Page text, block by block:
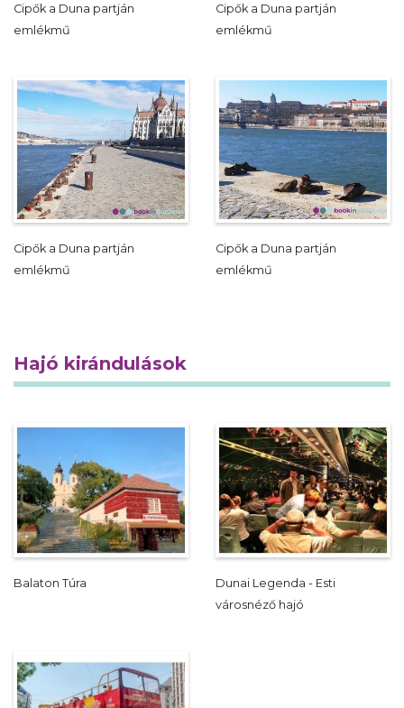
Cipők a Duna partján
emlékmű
Cipők a Duna partján
emlékmű
Cipők a Duna partján
emlékmű
Cipők a Duna partján
emlékmű
Hajó kirándulások
Balaton Túra
Dunai Legenda - Esti
városnéző hajó